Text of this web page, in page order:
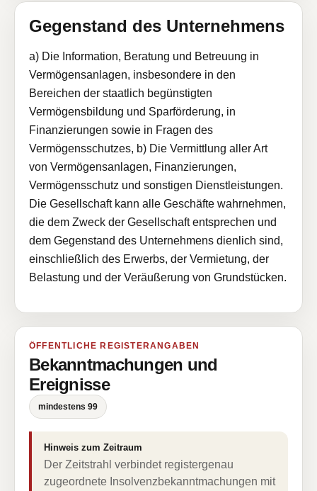
Gegenstand des Unternehmens
a) Die Information, Beratung und Betreuung in
Vermögensanlagen, insbesondere in den
Bereichen der staatlich begünstigten
Vermögensbildung und Sparförderung, in
Finanzierungen sowie in Fragen des
Vermögensschutzes, b) Die Vermittlung aller Art
von Vermögensanlagen, Finanzierungen,
Vermögensschutz und sonstigen Dienstleistungen.
Die Gesellschaft kann alle Geschäfte wahrnehmen,
die dem Zweck der Gesellschaft entsprechen und
dem Gegenstand des Unternehmens dienlich sind,
einschließlich des Erwerbs, der Vermietung, der
Belastung und der Veräußerung von Grundstücken.
ÖFFENTLICHE REGISTERANGABEN
Bekanntmachungen und
Ereignisse
mindestens 99
Hinweis zum Zeitraum
Der Zeitstrahl verbindet registergenau
zugeordnete Insolvenzbekanntmachungen mit